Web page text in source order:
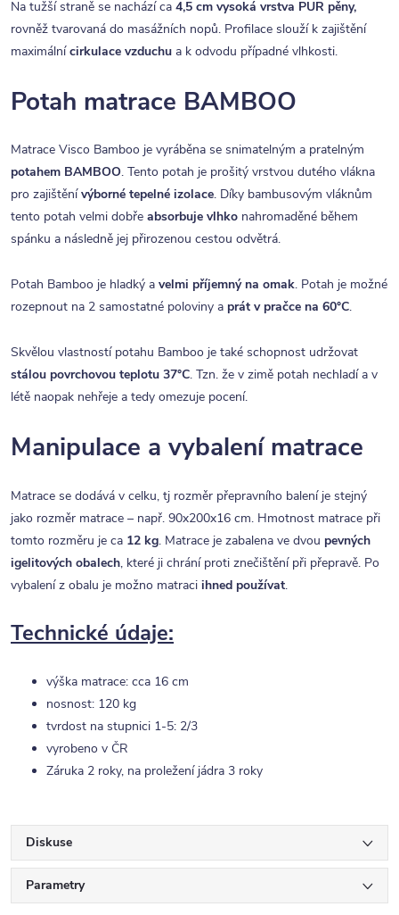
Na tužší straně se nachází ca 4,5 cm vysoká vrstva PUR pěny,
rovněž tvarovaná do masážních nopů. Profilace slouží k zajištění
maximálnícirkulace vzduchu a k odvodu případné vlhkosti.
Potah matrace BAMBOO
Matrace Visco Bamboo je vyráběna se snimatelným a pratelným
potahem BAMBOO. Tento potah je prošitý vrstvou dutého vlákna
pro zajištěnívýborné tepelné izolace. Díky bambusovým vláknům
tento potah velmi dobře absorbuje vlhko nahromaděné během
spánku a následně jej přirozenou cestou odvětrá.
Potah Bamboo je hladký a velmi příjemný na omak. Potah je možné
rozepnout na 2 samostatné poloviny a prát v pračce na 60°C.
Skvělou vlastností potahu Bamboo je také schopnost udržovat
stálou povrchovou teplotu 37°C. Tzn. že v zimě potah nechladí a v
létě naopak nehřeje a tedy omezuje pocení.
Manipulace a vybalení matrace
Matrace se dodává v celku, tj rozměr přepravního balení je stejný
jako rozměr matrace – např. 90x200x16 cm. Hmotnost matrace při
tomto rozměru je ca 12 kg. Matrace je zabalena ve dvou pevných
igelitových obalech, které ji chrání proti znečištění při přepravě. Po
vybalení z obalu je možno matraci ihned používat.
Technické údaje:
výška matrace: cca 16 cm
nosnost: 120 kg
tvrdost na stupnici 1-5: 2/3
vyrobeno v ČR
Záruka 2 roky, na proležení jádra 3 roky
Diskuse
Parametry